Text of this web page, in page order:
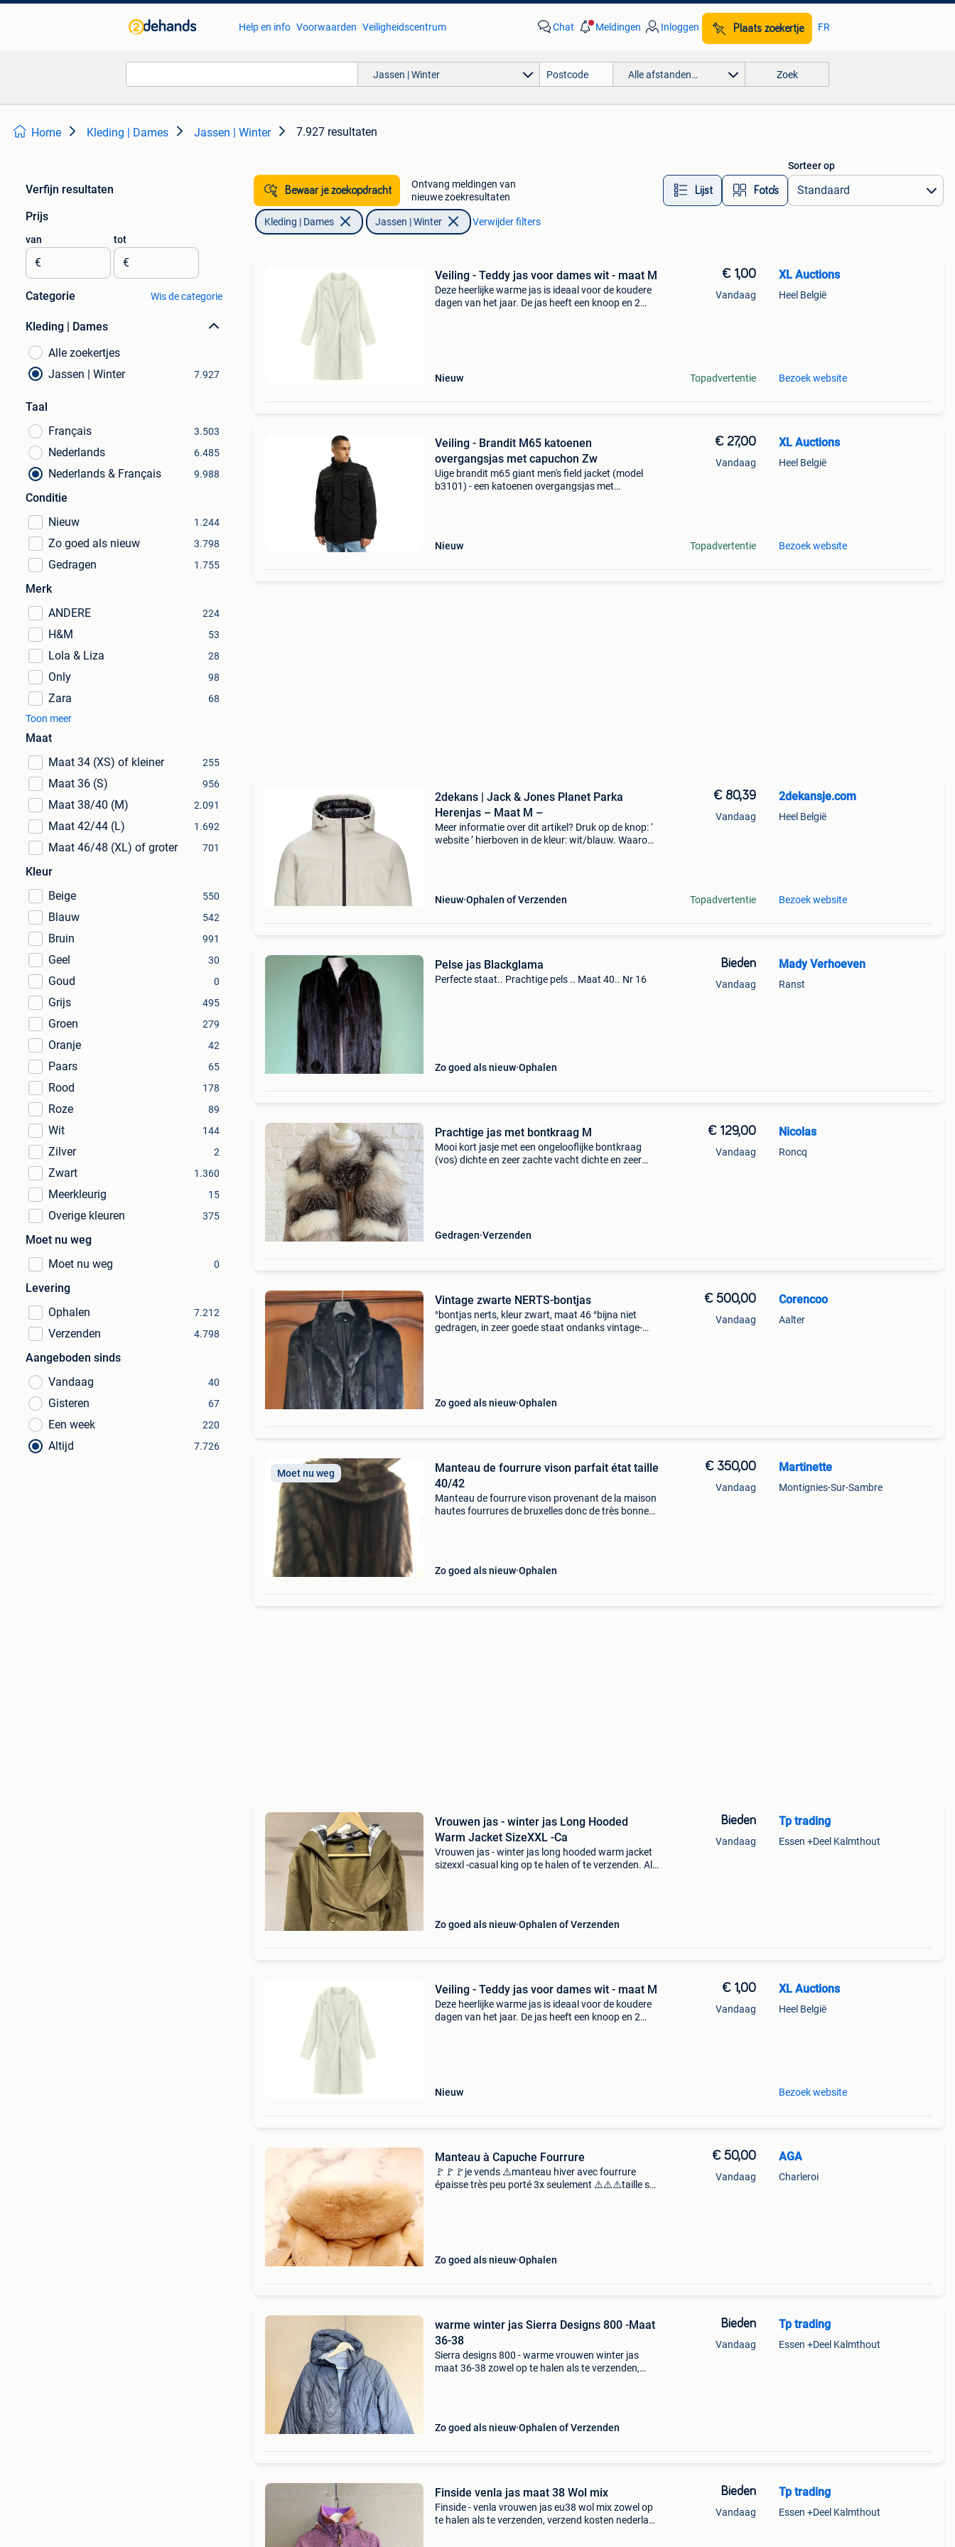
Help en info Voorwaarden Veiligheidscentrum Chat Meldingen Inloggen Plaats zoekertje FR
Jassen | Winter Alle afstanden… Zoek
Home Kleding | Dames Jassen | Winter 7.927 resultaten
Verfijn resultaten
Prijs
van
€
tot
€
Categorie Wis de categorie
Kleding | Dames
Alle zoekertjes
Jassen | Winter
7.927
Taal
Français
3.503
Nederlands 6.485
Nederlands & Français 9.988
Conditie
Nieuw
1.244
Zo goed als nieuw 3.798
Gedragen 1.755
Merk
ANDERE
224
H&M 53
Lola & Liza 28
Only 98
Zara
68
Toon meer
Maat
Maat 34 (XS) of kleiner
255
Maat 36 (S) 956
Maat 38/40 (M) 2.091
Maat 42/44 (L) 1.692
Maat 46/48 (XL) of groter 701
Kleur
Beige
550
Blauw 542
Bruin 991
Geel 30
Goud 0
Grijs 495
Groen 279
Oranje 42
Paars 65
Rood 178
Roze 89
Wit 144
Zilver 2
Zwart 1.360
Meerkleurig 15
Overige kleuren 375
Moet nu weg
Moet nu weg
0
Levering
Ophalen
7.212
Verzenden 4.798
Aangeboden sinds
Vandaag
40
Gisteren 67
Een week 220
Altijd 7.726
Bewaar je zoekopdracht
Ontvang meldingen van
nieuwe zoekresultaten
Lijst Foto’s
Sorteer op
Kleding | Dames Jassen | Winter Verwijder filters
Veiling - Teddy jas voor dames wit - maat M
Deze heerlijke warme jas is ideaal voor de koudere
dagen van het jaar. De jas heeft een knoop en 2
Nieuw
€ 1,00
Vandaag
Topadvertentie
XL Auctions
Heel België
Bezoek website
Veiling - Brandit M65 katoenen
overgangsjas met capuchon Zw
Uige brandit m65 giant men's field jacket (model
b3101) - een katoenen overgangsjas met
Nieuw
€ 27,00
Vandaag
Topadvertentie
XL Auctions
Heel België
Bezoek website
2dekans | Jack & Jones Planet Parka
Herenjas – Maat M –
Meer informatie over dit artikel? Druk op de knop: ‘
website ’ hierboven in de kleur: wit/blauw. Waarom
Nieuw Ophalen of Verzenden
€ 80,39
Vandaag
Topadvertentie
2dekansje.com
Heel België
Bezoek website
Pelse jas Blackglama
Perfecte staat.. Prachtige pels .. Maat 40.. Nr 16
Zo goed als nieuw Ophalen
Bieden
Vandaag
Mady Verhoeven
Ranst
Prachtige jas met bontkraag M
Mooi kort jasje met een ongelooflijke bontkraag
(vos) dichte en zeer zachte vacht dichte en zeer
Gedragen Verzenden
€ 129,00
Vandaag
Nicolas
Roncq
Vintage zwarte NERTS-bontjas
°bontjas nerts, kleur zwart, maat 46 °bijna niet
gedragen, in zeer goede staat ondanks vintage-
Zo goed als nieuw Ophalen
€ 500,00
Vandaag
Corencoo
Aalter
Moet nu weg
Manteau de fourrure vison parfait état taille
40/42
Manteau de fourrure vison provenant de la maison
hautes fourrures de bruxelles donc de très bonne
Zo goed als nieuw Ophalen
€ 350,00
Vandaag
Martinette
Montignies-Sur-Sambre
Vrouwen jas - winter jas Long Hooded
Warm Jacket SizeXXL -Ca
Vrouwen jas - winter jas long hooded warm jacket
sizexxl -casual king op te halen of te verzenden. Als
Zo goed als nieuw Ophalen of Verzenden
Bieden
Vandaag
Tp trading
Essen +Deel Kalmthout
Veiling - Teddy jas voor dames wit - maat M
Deze heerlijke warme jas is ideaal voor de koudere
dagen van het jaar. De jas heeft een knoop en 2
Nieuw
€ 1,00
Vandaag
XL Auctions
Heel België
Bezoek website
Manteau à Capuche Fourrure
🚩🚩🚩je vends ⚠️manteau hiver avec fourrure
épaisse très peu porté 3x seulement ⚠️⚠️⚠️taille s
Zo goed als nieuw Ophalen
€ 50,00
Vandaag
AGA
Charleroi
warme winter jas Sierra Designs 800 -Maat
36-38
Sierra designs 800 - warme vrouwen winter jas
maat 36-38 zowel op te halen als te verzenden,
Zo goed als nieuw Ophalen of Verzenden
Bieden
Vandaag
Tp trading
Essen +Deel Kalmthout
Finside venla jas maat 38 Wol mix
Finside - venla vrouwen jas eu38 wol mix zowel op
te halen als te verzenden, verzend kosten nederland
Bieden
Vandaag
Tp trading
Essen +Deel Kalmthout